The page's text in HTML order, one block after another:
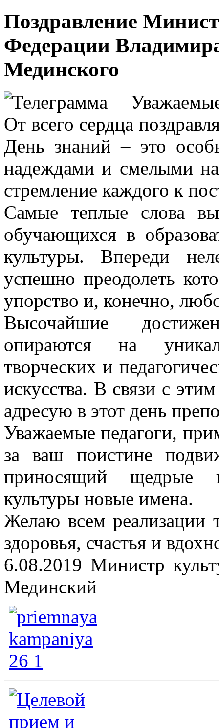
Поздравление
Федерации
Мединского
От всего сердца
День знаний – это
надеждами и смелыми
стремление каждого к
Самые теплые слова
обучающихся в
культуры. Впереди
успешно преодолеть
упорство и, конечно,
Высочайшие
опираются на
творческих и
искусства. В связи с
адресую в этот день
Уважаемые педагоги,
за ваш поистине
приносящий щедрые
культуры новые имена.
Желаю всем реализации
здоровья, счастья и
6.08.2019 Министр
Мединский